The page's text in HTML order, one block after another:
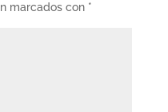
marcados con *